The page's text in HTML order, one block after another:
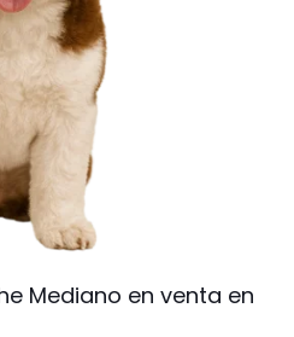
Mediano en venta en